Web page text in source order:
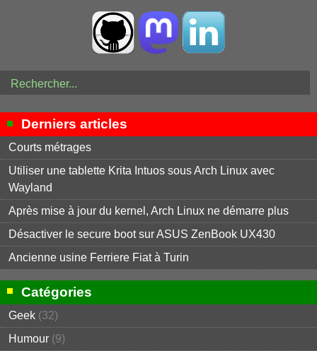
Derniers articles
Courts métrages
Utiliser une tablette Krita Intuos sous Arch Linux avec
Wayland
Après mise à jour du kernel, Arch Linux ne démarre plus
Désactiver le secure boot sur ASUS ZenBook UX430
Ancienne usine Ferriere Fiat à Turin
Catégories
Geek (32)
Humour (9)